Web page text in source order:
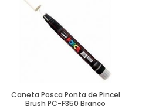
Caneta Posca Ponta de Pincel
Brush PC-F350 Branco